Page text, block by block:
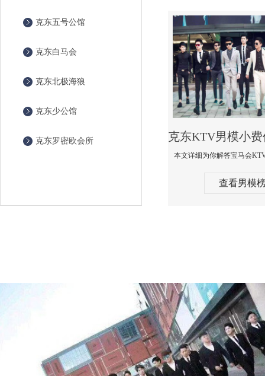
克东五号公馆
克东白马会
克东北极海狼
克东少公馆
克东罗密欧会所
查看男模